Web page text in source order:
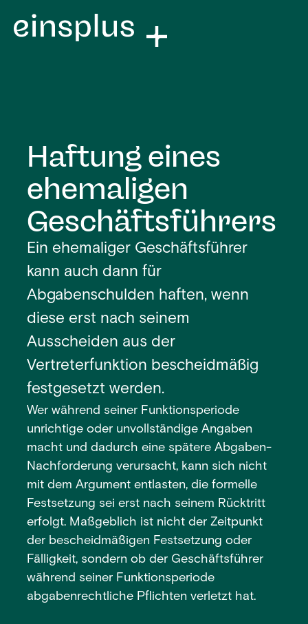
Haftung eines
ehemaligen
Geschäftsführers
Ein ehemaliger Geschäftsführer
kann auch dann für
Abgabenschulden haften, wenn
diese erst nach seinem
Ausscheiden aus der
Vertreterfunktion bescheidmäßig
festgesetzt werden.
Wer während seiner Funktionsperiode
unrichtige oder unvollständige Angaben
macht und dadurch eine spätere Abgaben-
Nachforderung verursacht, kann sich nicht
mit dem Argument entlasten, die formelle
Festsetzung sei erst nach seinem Rücktritt
erfolgt. Maßgeblich ist nicht der Zeitpunkt
der bescheidmäßigen Festsetzung oder
Fälligkeit, sondern ob der Geschäftsführer
während seiner Funktionsperiode
abgabenrechtliche Pflichten verletzt hat.